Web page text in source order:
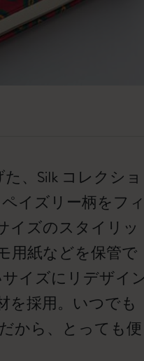
、Silk コレクショ
イズリー柄をフィ
イズのスタイリッ
用紙などを保管で
イズにリデザイ
を採用。いつでも
から、とっても便